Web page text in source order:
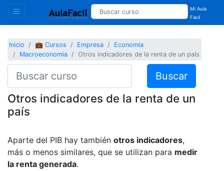
Mi Aula
Facil
Inicio 💼 Cursos Empresa
Economía
Macroeconomía
Otros indicadores de la renta de un país
Buscar
Otros indicadores de la renta de un
país
Aparte del PIB hay también otros indicadores,
más o menos similares, que se utilizan para medir
la renta generada.